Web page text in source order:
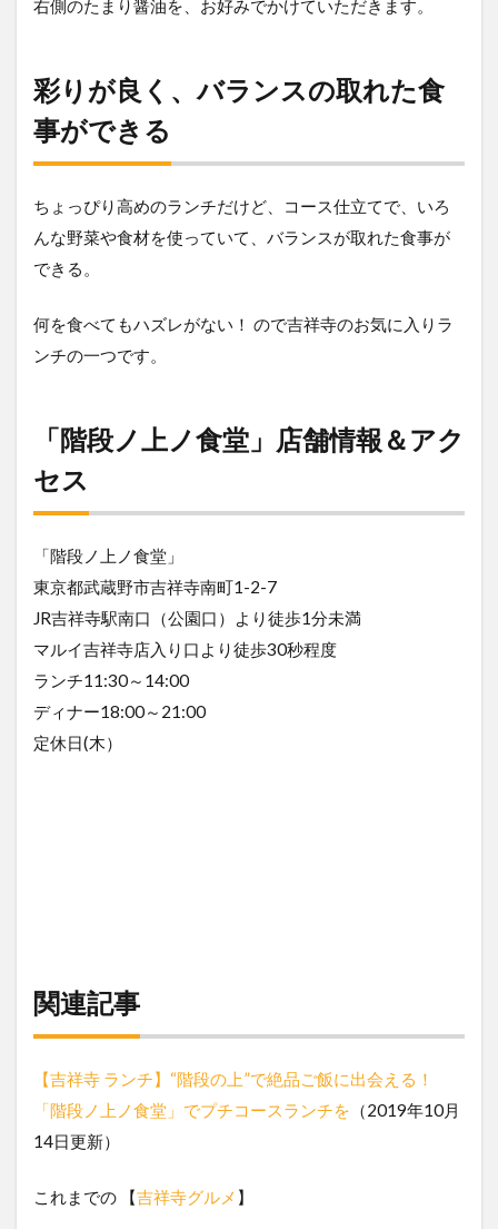
右側のたまり醤油を、お好みでかけていただきます。
彩りが良く、バランスの取れた食
事ができる
ちょっぴり高めのランチだけど、コース仕立てで、いろ
んな野菜や食材を使っていて、バランスが取れた食事が
できる。
何を食べてもハズレがない！ ので吉祥寺のお気に入りラ
ンチの一つです。
「階段ノ上ノ食堂」店舗情報＆アク
セス
「階段ノ上ノ食堂」
東京都武蔵野市吉祥寺南町1-2-7
JR吉祥寺駅南口（公園口）より徒歩1分未満
マルイ吉祥寺店入り口より徒歩30秒程度
ランチ11:30～14:00
ディナー18:00～21:00
定休日(木）
関連記事
【吉祥寺 ランチ】“階段の上”で絶品ご飯に出会える！
「階段ノ上ノ食堂」でプチコースランチを （2019年10月
14日更新）
これまでの 【吉祥寺グルメ 】